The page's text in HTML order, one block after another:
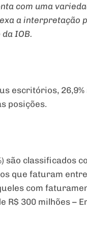
com uma
a interpretação
IOB.
escritórios,
posições.
são classificados
que faturam
com
300 milhões –